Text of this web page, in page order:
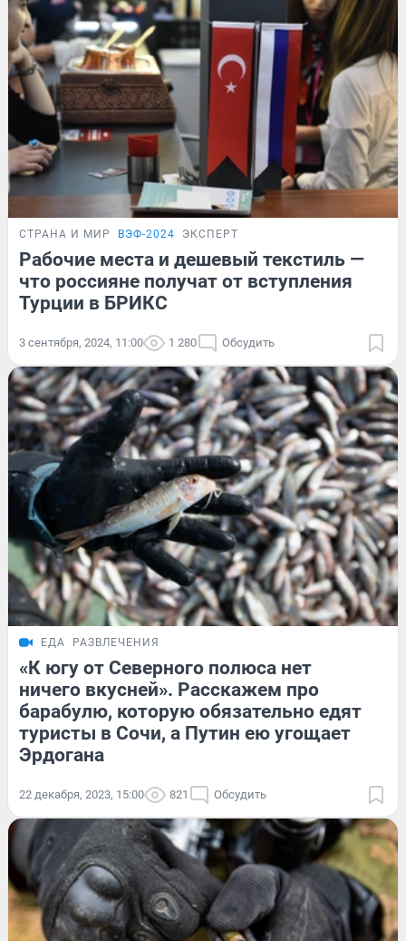
СТРАНА И МИР ВЭФ-2024 ЭКСПЕРТ
Рабочие места и дешевый текстиль —
что россияне получат от вступления
Турции в БРИКС
3 сентября, 2024, 11:00 1 280 Обсудить
ЕДА РАЗВЛЕЧЕНИЯ
«К югу от Северного полюса нет
ничего вкусней». Расскажем про
барабулю, которую обязательно едят
туристы в Сочи, а Путин ею угощает
Эрдогана
22 декабря, 2023, 15:00 821 Обсудить